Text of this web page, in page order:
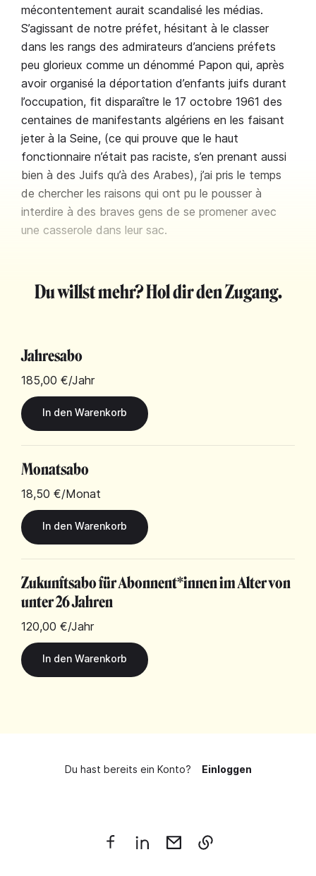
mécontentement aurait scandalisé les médias.
S’agissant de notre préfet, hésitant à le classer
dans les rangs des admirateurs d’anciens préfets
peu glorieux comme un dénommé Papon qui, après
avoir organisé la déportation d’enfants juifs durant
l’occupation, fit disparaître le 17 octobre 1961 des
centaines de manifestants algériens en les faisant
jeter à la Seine, (ce qui prouve que le haut
fonctionnaire n’était pas raciste, s’en prenant aussi
bien à des Juifs qu’à des Arabes), j’ai pris le temps
de chercher les raisons qui ont pu le pousser à
interdire à des braves gens de se promener avec
une casserole dans leur sac.
Du willst mehr? Hol dir den Zugang.
Jahresabo
185,00 €/Jahr
Monatsabo
18,50 €/Monat
Zukunftsabo für Abonnent*innen im Alter von
unter 26 Jahren
120,00 €/Jahr
Du hast bereits ein Konto? Einloggen